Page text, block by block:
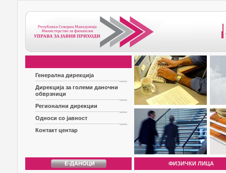
Генерална дирекција
Дирекција за големи даночни
обврзници
Регионални дирекции
Односи со јавност
Контакт центар
ФИЗИЧКИ ЛИЦА